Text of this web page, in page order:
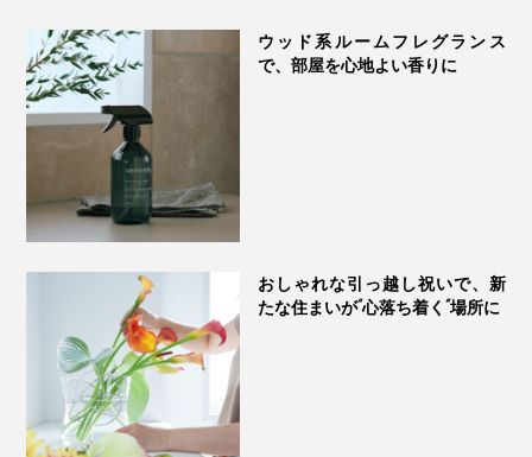
感覚を刺激。
「当社のフレグランスハウスがつくる、最も古くて複雑
なブレンドのひとつです。ベリーがメインに漂う、温か
く、甘く、心地いいこの香りで、4種のコレクションの
バランスをとらずにはいられませんでした。」
奥の方からスモーキーで素朴なローズマリーとパチョリ
が美しい層状に重なり、ウッディーなノートに心和みま
ウッド系ルームフレグランス
で、部屋を心地よい香りに
おしゃれな引っ越し祝いで、新
たな住まいが“心落ち着く“場所に